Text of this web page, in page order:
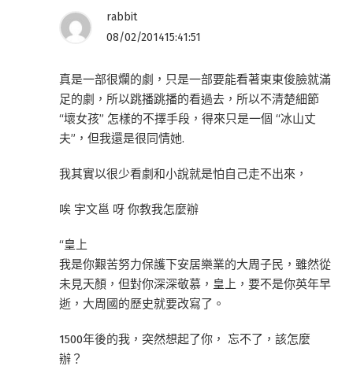
rabbit
08/02/201415:41:51
真是一部很爛的劇，只是一部要能看著東東俊臉就滿
足的劇，所以跳播跳播的看過去，所以不清楚細節
“壞女孩” 怎樣的不擇手段，得來只是一個 “冰山丈
夫”，但我還是很同情她.
我其實以很少看劇和小說就是怕自己走不出來，
唉 宇文邕 呀 你教我怎麼辦
“皇上
我是你艱苦努力保護下安居樂業的大周子民，雖然從
未見天顏，但對你深深敬慕，皇上，要不是你英年早
逝，大周國的歷史就要改寫了。
1500年後的我，突然想起了你， 忘不了，該怎麼
辦？